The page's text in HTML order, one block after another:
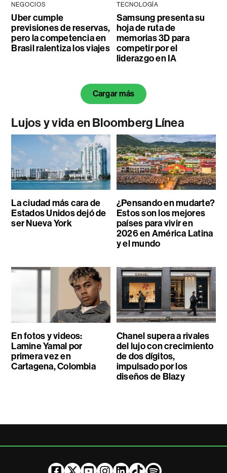
NEGOCIOS
Uber cumple
previsiones de reservas,
pero la competencia en
Brasil ralentiza los viajes
TECNOLOGÍA
Samsung presenta su
hoja de ruta de
memorias 3D para
competir por el
liderazgo en IA
Cargar más
Lujos y vida en Bloomberg Línea
La ciudad más cara de
Estados Unidos dejó de
ser Nueva York
¿Pensando en mudarte?
Estos son los mejores
países para vivir en
2026 en América Latina
y el mundo
En fotos y videos:
Lamine Yamal por
primera vez en
Cartagena, Colombia
Chanel supera a rivales
del lujo con crecimiento
de dos dígitos,
impulsado por los
diseños de Blazy